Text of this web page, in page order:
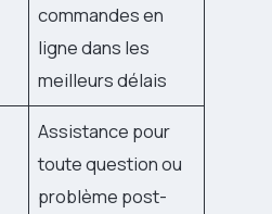
commandes en
ligne dans les
meilleurs délais
Assistance pour
toute question ou
problème post-